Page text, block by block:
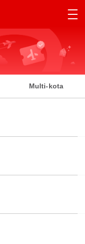
Multi-kota